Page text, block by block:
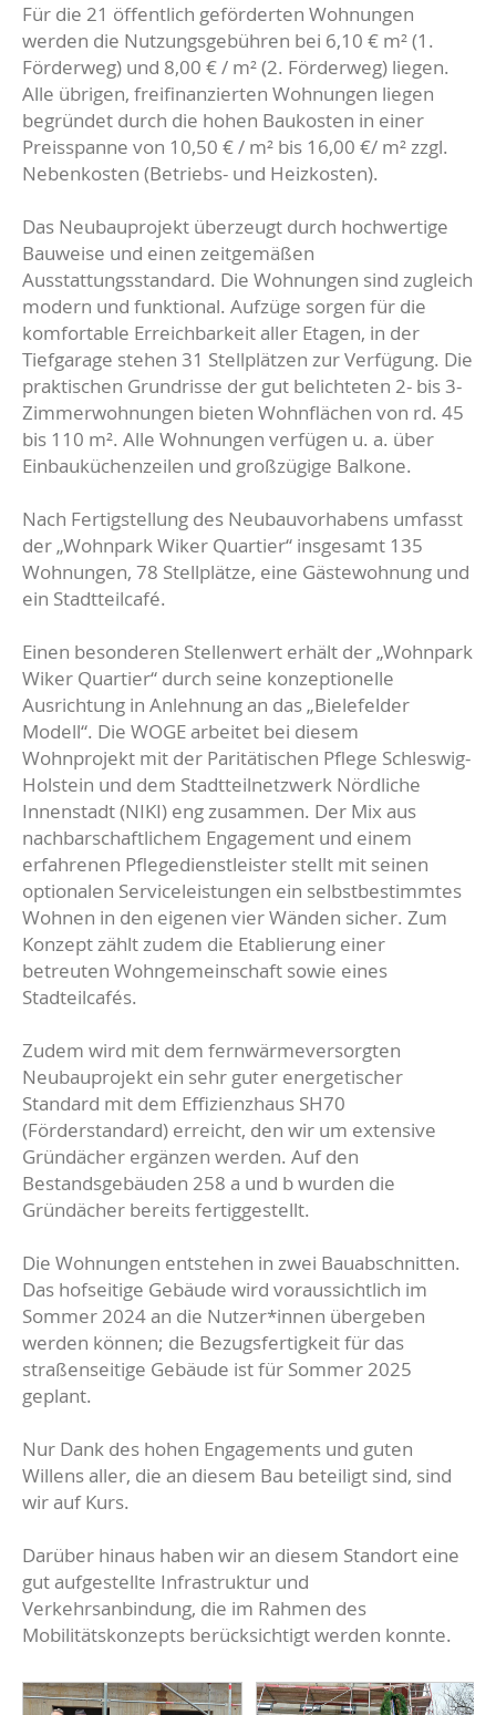
Für die 21 öffentlich geförderten Wohnungen
werden die Nutzungsgebühren bei 6,10 € m² (1.
Förderweg) und 8,00 € / m² (2. Förderweg) liegen.
Alle übrigen, freifinanzierten Wohnungen liegen
begründet durch die hohen Baukosten in einer
Preisspanne von 10,50 € / m² bis 16,00 €/ m² zzgl.
Nebenkosten (Betriebs- und Heizkosten).
Das Neubauprojekt überzeugt durch hochwertige
Bauweise und einen zeitgemäßen
Ausstattungsstandard. Die Wohnungen sind zugleich
modern und funktional. Aufzüge sorgen für die
komfortable Erreichbarkeit aller Etagen, in der
Tiefgarage stehen 31 Stellplätzen zur Verfügung. Die
praktischen Grundrisse der gut belichteten 2- bis 3-
Zimmerwohnungen bieten Wohnflächen von rd. 45
bis 110 m². Alle Wohnungen verfügen u. a. über
Einbauküchenzeilen und großzügige Balkone.
Nach Fertigstellung des Neubauvorhabens umfasst
der „Wohnpark Wiker Quartier“ insgesamt 135
Wohnungen, 78 Stellplätze, eine Gästewohnung und
ein Stadtteilcafé.
Einen besonderen Stellenwert erhält der „Wohnpark
Wiker Quartier“ durch seine konzeptionelle
Ausrichtung in Anlehnung an das „Bielefelder
Modell“. Die WOGE arbeitet bei diesem
Wohnprojekt mit der Paritätischen Pflege Schleswig-
Holstein und dem Stadtteilnetzwerk Nördliche
Innenstadt (NIKI) eng zusammen. Der Mix aus
nachbarschaftlichem Engagement und einem
erfahrenen Pflegedienstleister stellt mit seinen
optionalen Serviceleistungen ein selbstbestimmtes
Wohnen in den eigenen vier Wänden sicher. Zum
Konzept zählt zudem die Etablierung einer
betreuten Wohngemeinschaft sowie eines
Stadteilcafés.
Zudem wird mit dem fernwärmeversorgten
Neubauprojekt ein sehr guter energetischer
Standard mit dem Effizienzhaus SH70
(Förderstandard) erreicht, den wir um extensive
Gründächer ergänzen werden. Auf den
Bestandsgebäuden 258 a und b wurden die
Gründächer bereits fertiggestellt.
Die Wohnungen entstehen in zwei Bauabschnitten.
Das hofseitige Gebäude wird voraussichtlich im
Sommer 2024 an die Nutzer*innen übergeben
werden können; die Bezugsfertigkeit für das
straßenseitige Gebäude ist für Sommer 2025
geplant.
Nur Dank des hohen Engagements und guten
Willens aller, die an diesem Bau beteiligt sind, sind
wir auf Kurs.
Darüber hinaus haben wir an diesem Standort eine
gut aufgestellte Infrastruktur und
Verkehrsanbindung, die im Rahmen des
Mobilitätskonzepts berücksichtigt werden konnte.